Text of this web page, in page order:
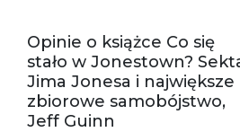
Ostrzeżenia oraz
informacje dotyczące
bezpieczeństwa:
Opinie o książce Co się
stało w Jonestown?
Jima Jonesa i największe
zbiorowe samobójstwo,
Jeff Guinn